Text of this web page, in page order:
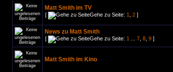
Matt Smith im TV
[ Gehe zu Seite: 1 2 ]
News zu Matt Smith
[ Gehe zu Seite: 1 7 8 9 ]
Matt Smith im Kino